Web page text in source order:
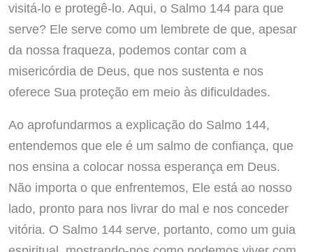
visitá-lo e protegê-lo. Aqui, o Salmo 144 para que
serve? Ele serve como um lembrete de que, apesar
da nossa fraqueza, podemos contar com a
misericórdia de Deus, que nos sustenta e nos
oferece Sua proteção em meio às dificuldades.
Ao aprofundarmos a explicação do Salmo 144,
entendemos que ele é um salmo de confiança, que
nos ensina a colocar nossa esperança em Deus.
Não importa o que enfrentemos, Ele está ao nosso
lado, pronto para nos livrar do mal e nos conceder
vitória. O Salmo 144 serve, portanto, como um guia